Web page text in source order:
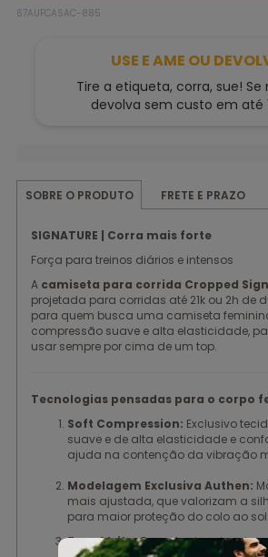
67AUFCASAC-885
USE E AME OU
Tire a etiqueta, corra, sue! Se
devolva sem custo em até
SOBRE O PRODUTO FRETE E PRAZO
SIGNATURE | Corra mais forte
Força para treinos diários e intensos
A camiseta para corrida Cropped
projetada para corridas até 21k ou 2h de
para quem busca uma camiseta
compressão suave e alta elasticidade,
usar sempre por cima de um top.
Tecnologias pensadas para o corpo
Soft Compression: Exclusivo
suave e de alta elasticidade e
ajuda na contenção da vibração
Modelagem Exclusiva Authen:
mais ajustada, que valorizam a
para maior proteção do colo ao sol.
Zero Atrito:Engenharia